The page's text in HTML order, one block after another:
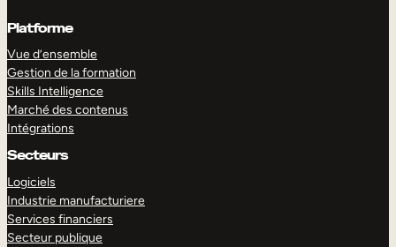
Platforme
Vue d’ensemble
Gestion de la formation
Skills Intelligence
Marché des contenus
Intégrations
Secteurs
Logiciels
Industrie manufacturiere
Services financiers
Secteur publique